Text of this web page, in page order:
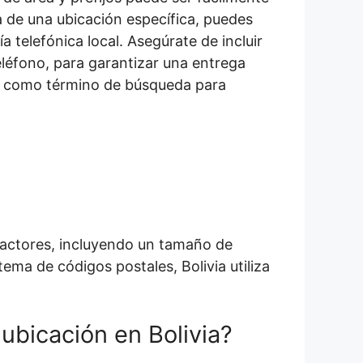
una ubicación específica, puedes
telefónica local. Asegúrate de incluir
para garantizar una entrega
término de búsqueda para
incluyendo un tamaño de
de códigos postales, Bolivia utiliza
en Bolivia?